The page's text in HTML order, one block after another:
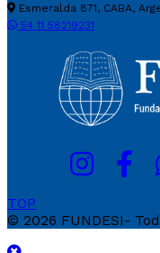
Esmeralda 871, CABA,
54 11 58219231
TOP
© 2026 FUNDESI-